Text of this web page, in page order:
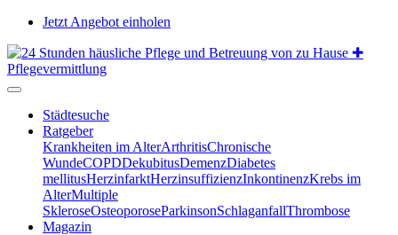
Jetzt Angebot einholen
Städtesuche
Ratgeber
Krankheiten im AlterArthritisChronische
WundeCOPDDekubitusDemenzDiabetes
mellitusHerzinfarktHerzinsuffizienzInkontinenzKrebs im
AlterMultiple
SkleroseOsteoporoseParkinsonSchlaganfallThrombose
Magazin